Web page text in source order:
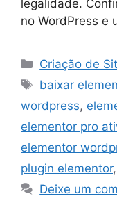
legalidade.
no WordPress e
Categorias
Criação de
Tags
baixar
wordpress,
elementor pro
elementor
plugin elementor,
Deixe um